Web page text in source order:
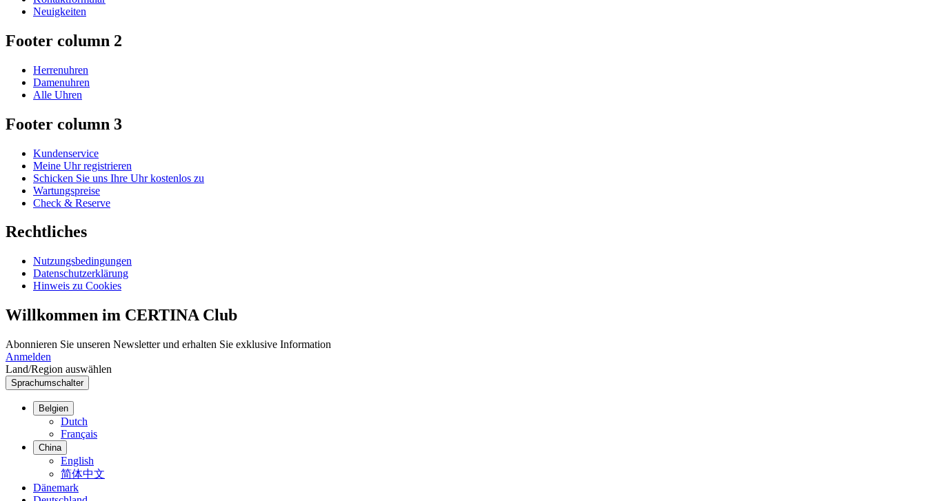
Neuigkeiten
Footer column 2
Herrenuhren
Damenuhren
Alle Uhren
Footer column 3
Kundenservice
Meine Uhr registrieren
Schicken Sie uns Ihre Uhr kostenlos zu
Wartungspreise
Check & Reserve
Rechtliches
Nutzungsbedingungen
Datenschutzerklärung
Hinweis zu Cookies
Willkommen im CERTINA Club
Abonnieren Sie unseren Newsletter und erhalten Sie exklusive Information
Anmelden
Land/Region auswählen
Sprachumschalter
Belgien
Dutch
Français
China
English
简体中文
Dänemark